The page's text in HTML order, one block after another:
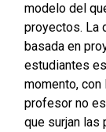
modelo del
proyectos. La
basada en
estudiantes
momento, con
profesor no
que surjan las